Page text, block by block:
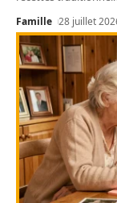
Famille 28 juillet